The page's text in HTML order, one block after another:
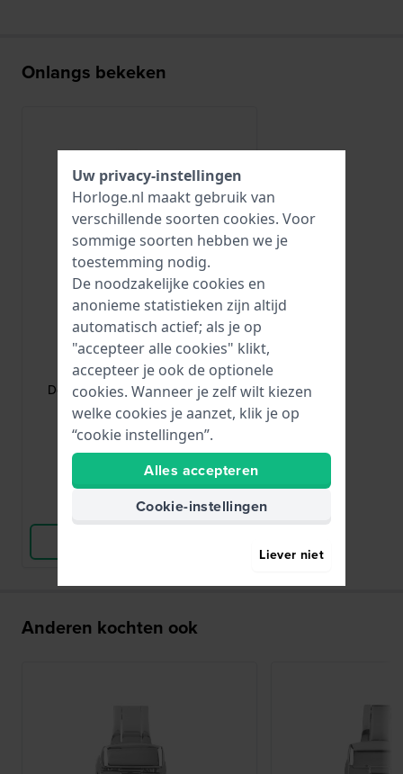
Onlangs bekeken
HWG
DEPLOYANT-12-S
Deployant buckle Roestvrijstalen
vlindersluiting 12 mm
7,95
● Op voorraad
Vergelijk
Anderen kochten ook
Uw privacy-instellingen
Horloge.nl maakt gebruik van
verschillende soorten cookies. Voor
sommige soorten hebben we je
toestemming nodig.
De noodzakelijke cookies en
anonieme statistieken zijn altijd
automatisch actief; als je op
"accepteer alle cookies" klikt,
accepteer je ook de optionele
cookies. Wanneer je zelf wilt kiezen
welke cookies je aanzet, klik je op
“cookie instellingen”.
Alles accepteren
Cookie-instellingen
Liever niet